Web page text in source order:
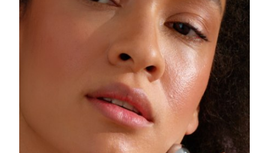
Türkiye Tahmini teslim tarihi8/9/26
Tahmini teslim tarihi 8/9/26
Tahmini teslim tarihi 8/8/26
Amerika Birleşik
Tahmini teslim tarihi 8/9/26
Tahmini teslim tarihi 8/13/26